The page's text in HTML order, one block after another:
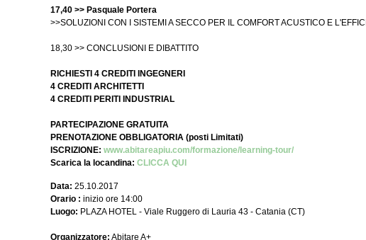
17,40 >> Pasquale Portera
>>SOLUZIONI CON I SISTEMI A SECCO PER IL COMFORT ACUSTICO E
18,30 >> CONCLUSIONI E DIBATTITO
RICHIESTI 4 CREDITI INGEGNERI
4 CREDITI ARCHITETTI
4 CREDITI PERITI INDUSTRIAL
PARTECIPAZIONE GRATUITA
PRENOTAZIONE OBBLIGATORIA (posti Limitati)
ISCRIZIONE: www.abitareapiu.com/formazione/learning-tour/
Scarica la locandina: CLICCA QUI
Data: 25.10.2017
Orario : inizio ore 14:00
Luogo: PLAZA HOTEL - Viale Ruggero di Lauria 43 - Catania (CT)
Organizzatore: Abitare A+